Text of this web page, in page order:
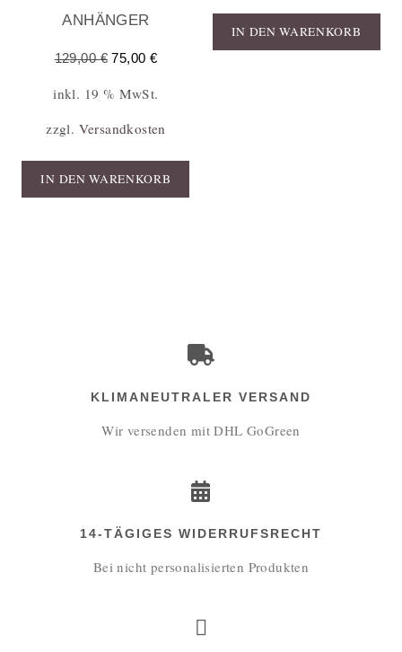
ANHÄNGER
129,00€ 75,00 €
inkl. 19 % MwSt.
zzgl. Versandkosten
IN DEN WARENKORB
IN DEN WARENKORB
KLIMANEUTRALER VERSAND
Wir versenden mit DHL GoGreen
14-TÄGIGES WIDERRUFSRECHT
Bei nicht personalisierten Produkten